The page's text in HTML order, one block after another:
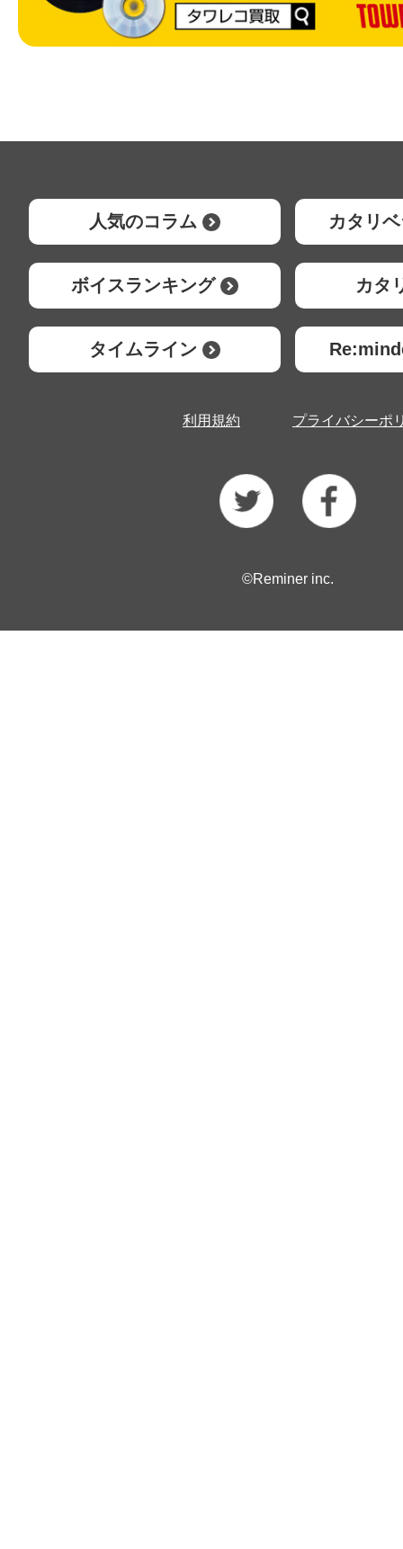
人気のコラム カタリ
ボイスランキング カタ
タイムライン
利用規約 プライバシーポ
©Reminer inc.